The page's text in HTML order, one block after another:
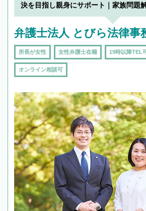
決を目指し親身にサポート｜家族問題
弁護士法人 とびら法律事
所長が女性 女性弁護士在籍 19時以降TEL
オンライン相談可